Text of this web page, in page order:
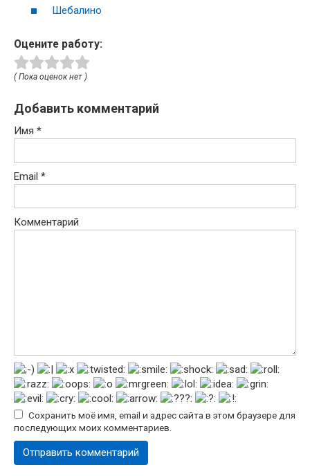
Шебалино
Оцените работу:
( Пока оценок нет )
Добавить комментарий
Имя *
Email *
Комментарий
Сохранить моё имя, email и адрес сайта в этом браузере для
последующих моих комментариев.